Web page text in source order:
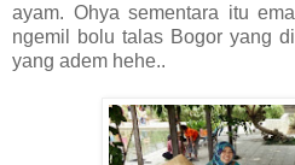
ayam. Ohya sementara itu
ngemil bolu talas Bogor yang
yang adem hehe..